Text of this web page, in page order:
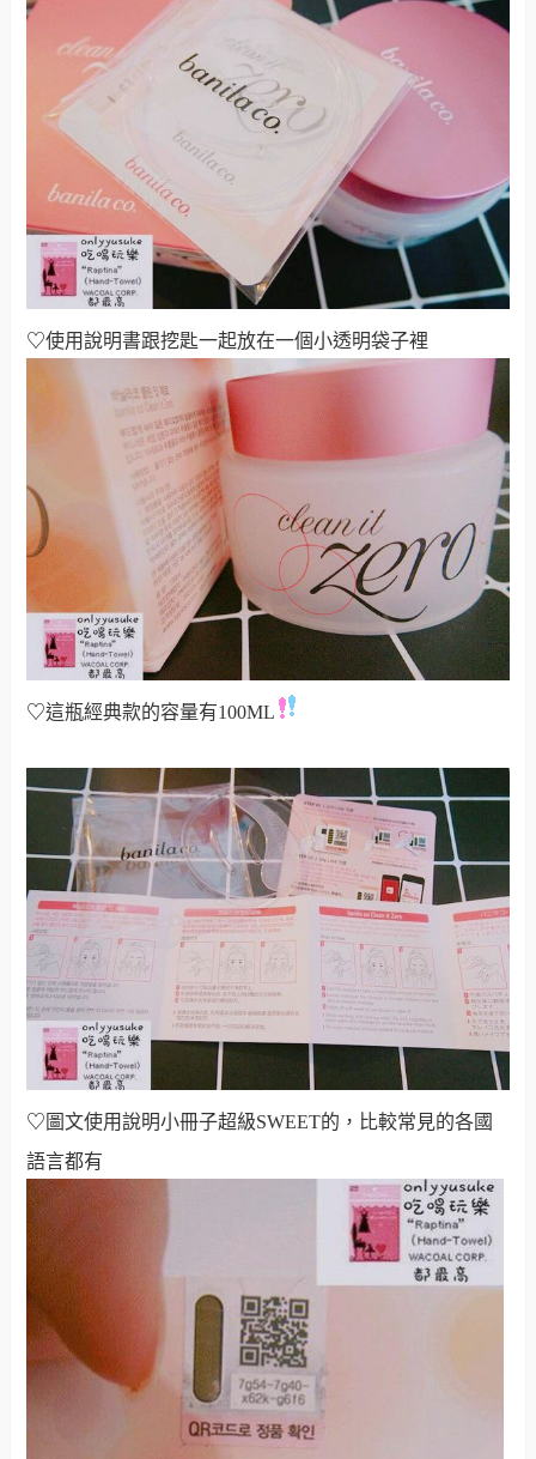
♡使用說明書跟挖匙一起放在一個小透明袋子裡
♡這瓶經典款的容量有100ML
♡ 圖文使用說明小冊子超級SWEET的，比較常見的各國
語言都有